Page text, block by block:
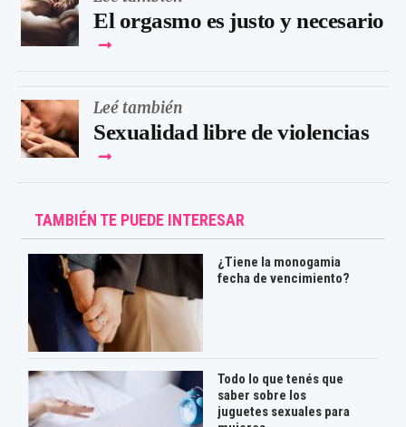
El orgasmo es justo y necesario
Leé también
Sexualidad libre de violencias
TAMBIÉN TE PUEDE INTERESAR
¿Tiene la monogamia
fecha de vencimiento?
Todo lo que tenés que
saber sobre los
juguetes sexuales para